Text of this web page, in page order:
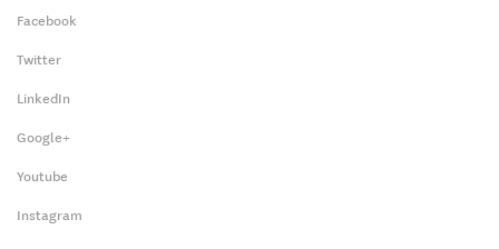
Facebook
Twitter
LinkedIn
Google+
Youtube
Instagram